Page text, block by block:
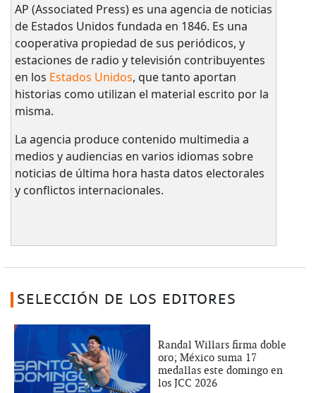
AP (Associated Press) es una agencia de noticias
de Estados Unidos fundada en 1846. Es una
cooperativa propiedad de sus periódicos, y
estaciones de radio y televisión contribuyentes
en los Estados Unidos, que tanto aportan
historias como utilizan el material escrito por la
misma.
La agencia produce contenido multimedia a
medios y audiencias en varios idiomas sobre
noticias de última hora hasta datos electorales
y conflictos internacionales.
SELECCIÓN DE LOS EDITORES
Randal Willars firma doble
oro; México suma 17
medallas este domingo en
los JCC 2026